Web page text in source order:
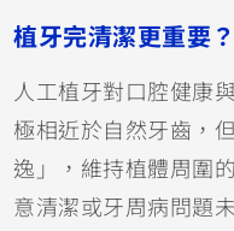
植牙完清潔更重要
人工植牙對口腔健康
極相近於自然牙齒，
逸」，維持植體周圍
意清潔或牙周病問題